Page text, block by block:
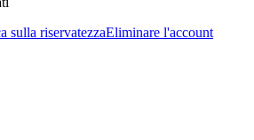
sulla riservatezzaEliminare l'account